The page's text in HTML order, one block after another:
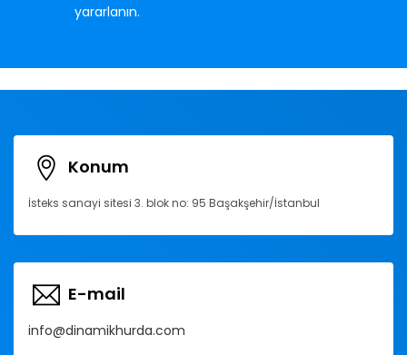
yararlanın.
Konum
İsteks sanayi sitesi 3. blok no: 95 Başakşehir/İstanbul
E-mail
info@dinamikhurda.com